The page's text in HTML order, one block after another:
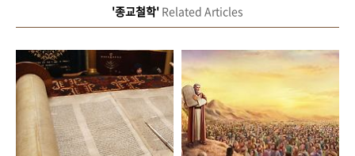
'종교철학' Related Articles